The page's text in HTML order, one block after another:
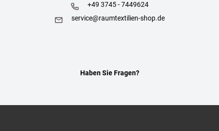
Haben Sie Fragen?
+49 3745 - 7449624
service@raumtextilien-shop.de